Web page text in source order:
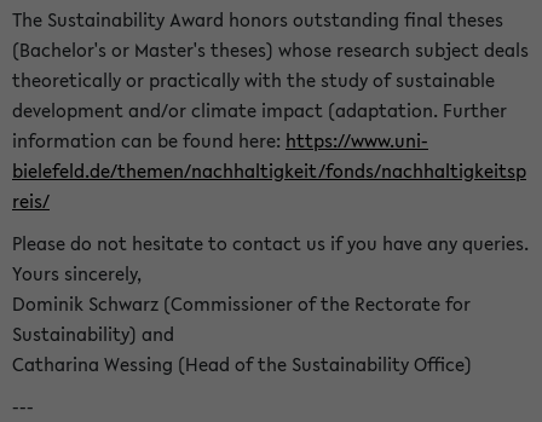
The Sustainability Award honors outstanding final theses
(Bachelor's or Master's theses) whose research subject deals
theoretically or practically with the study of sustainable
development and/or climate impact (adaptation. Further
information can be found here: https://www.uni-
bielefeld.de/themen/nachhaltigkeit/fonds/nachhaltigkeitsp
reis/
Please do not hesitate to contact us if you have any queries.
Yours sincerely,
Dominik Schwarz (Commissioner of the Rectorate for
Sustainability) and
Catharina Wessing (Head of the Sustainability Office)
---